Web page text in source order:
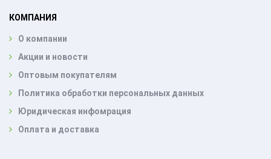
КОМПАНИЯ
О компании
Акции и новости
Оптовым покупателям
Политика обработки персональных данных
Юридическая инфомрация
Оплата и доставка